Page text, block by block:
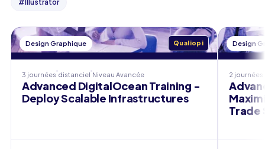
#Illustrator
Design Graphique Qualiopi
3 journées distanciel Niveau Avancée
Advanced DigitalOcean Training -
Deploy Scalable Infrastructures
Design
2 journées
Trade